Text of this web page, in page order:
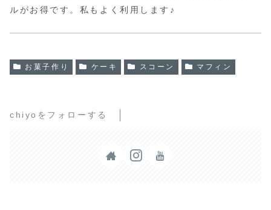
ルがお得です。私もよく利用します♪
お菓子作り ケーキ スコーン マフィン
chiyoをフォローする